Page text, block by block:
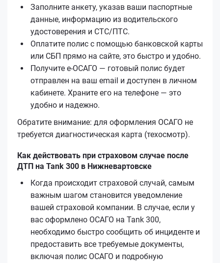
Заполните анкету, указав ваши паспортные
данные, информацию из водительского
удостоверения и СТС/ПТС.
Оплатите полис с помощью банковской карты
или СБП прямо на сайте, это быстро и удобно.
Получите е‑ОСАГО — готовый полис будет
отправлен на ваш email и доступен в личном
кабинете. Храните его на телефоне — это
удобно и надежно.
Обратите внимание: для оформления ОСАГО не
требуется диагностическая карта (техосмотр).
Как действовать при страховом случае после
ДТП на Tank 300 в Нижневартовске
Когда происходит страховой случай, самым
важным шагом становится уведомление
вашей страховой компании. В случае, если у
вас оформлено ОСАГО на Tank 300,
необходимо быстро сообщить об инциденте и
предоставить все требуемые документы,
включая полис ОСАГО и подробную